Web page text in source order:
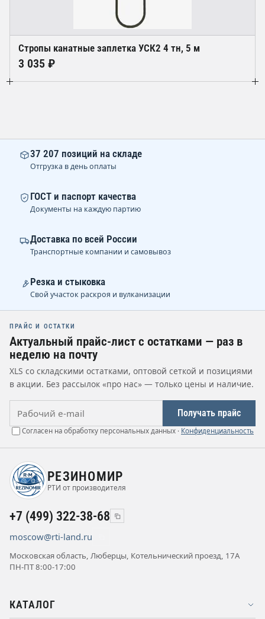
Стропы канатные заплетка УСК2 4 тн, 5 м
3 035 ₽
37 207 позиций на складе
Отгрузка в день оплаты
ГОСТ и паспорт качества
Документы на каждую партию
Доставка по всей России
Транспортные компании и самовывоз
Резка и стыковка
Свой участок раскроя и вулканизации
ПРАЙС И ОСТАТКИ
Актуальный прайс-лист с остатками — раз в
неделю на почту
XLS со складскими остатками, оптовой сеткой и позициями
в акции. Без рассылок «про нас» — только цены и наличие.
Получать прайс
Согласен на обработку персональных данных · Конфиденциальность
РЕЗИНОМИР
РТИ от производителя
+7 (499) 322-38-68
moscow@rti-land.ru
Московская область, Люберцы, Котельнический проезд, 17А
ПН-ПТ 8:00-17:00
КАТАЛОГ